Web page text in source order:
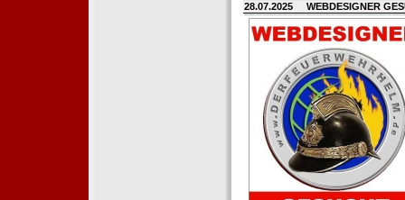
28.07.2025 WEBDESIGNER